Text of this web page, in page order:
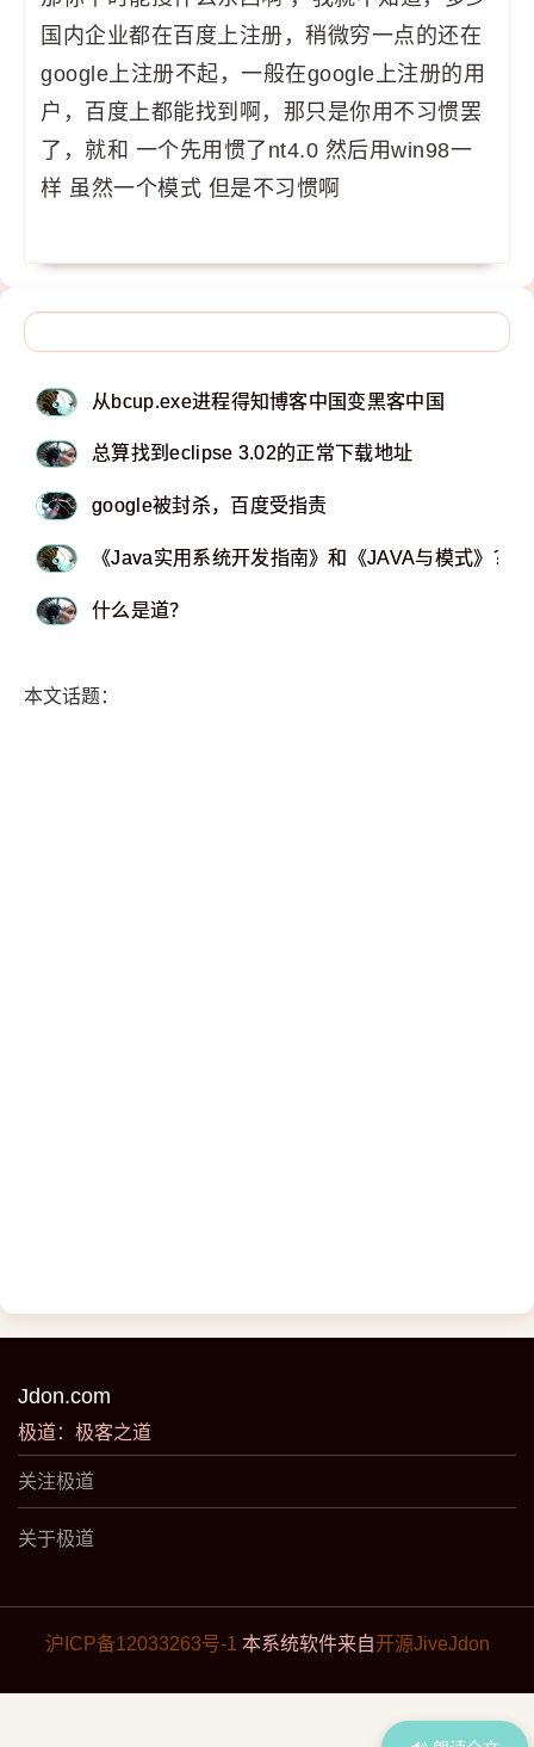
国内企业都在百度上注册，稍微穷一点的还在
google上注册不起，一般在google上注册的用
户，百度上都能找到啊，那只是你用不习惯罢
了，就和 一个先用惯了nt4.0 然后用win98一
样 虽然一个模式 但是不习惯啊
从bcup.exe进程得知博客中国变黑客中国
总算找到eclipse 3.02的正常下载地址
google被封杀，百度受指责
《Java实用系统开发指南》和《JAVA与模式》？
什么是道？
本文话题：
Jdon.com
极道：极客之道
关注极道
关于极道
沪ICP备12033263号-1 本系统软件来自开源JiveJdon